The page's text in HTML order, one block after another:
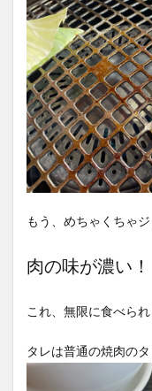
もう、めちゃくちゃ
肉の味が濃い！
これ、無限に食べられ
タレは普通の焼肉の